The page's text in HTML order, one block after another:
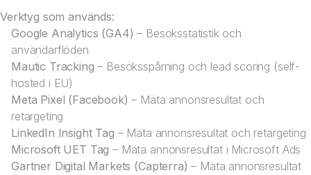
Verktyg som används:
Google Analytics (GA4) – Besöksstatistik och
användarflöden
Mautic Tracking – Besöksspårning och lead scoring (self-
hosted i EU)
Meta Pixel (Facebook) – Mäta annonsresultat och
retargeting
LinkedIn Insight Tag – Mäta annonsresultat och retargeting
Microsoft UET Tag – Mäta annonsresultat i Microsoft Ads
Gartner Digital Markets (Capterra) – Mäta annonsresultat